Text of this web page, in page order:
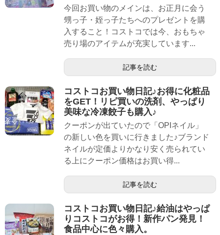
今回お買い物のメインは、お正月に会う
甥っ子・姪っ子たちへのプレゼントを購
入すること！コストコでは今、おもちゃ
売り場のアイテムが充実しています...
記事を読む
コストコお買い物日記♪お得に化粧品
をGET！リピ買いの洗剤、やっぱり
美味な冷凍餃子も購入♪
クーポンが出ていたので「OPIネイル」
の新しい色を買いに行きました♪ブランド
ネイルが定価よりかなり安く売られてい
る上にクーポン価格はお買い得...
記事を読む
コストコお買い物日記♪給油はやっぱ
りコストコがお得！新作パン発見！
食品中心に色々購入。